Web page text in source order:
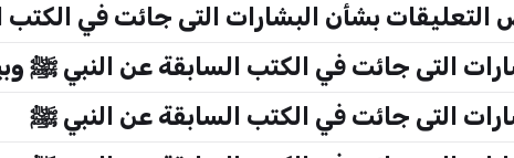
التعليقات بشأن البشارات التى جائت في الكتب
التى جائت في الكتب السابقة عن النبي ﷺ
التى جائت في الكتب السابقة عن النبي ﷺ